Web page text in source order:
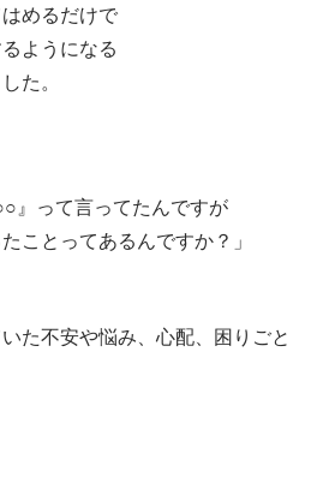
めるだけで
ようになる
た。
』って言ってたんですが
ことってあるんですか？」
た不安や悩み、心配、困りごと